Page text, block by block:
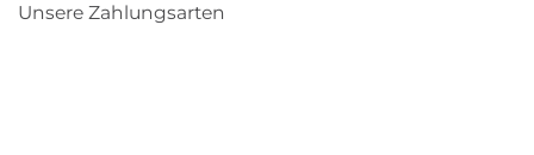
Unsere Zahlungsarten